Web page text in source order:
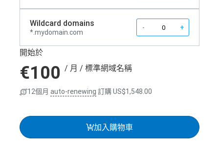
Wildcard domains
*.mydomain.com
- +
開始於
100 / 月 / 標準網域名稱
12個月 auto-renewing 訂購US$1,548.00
加入購物車